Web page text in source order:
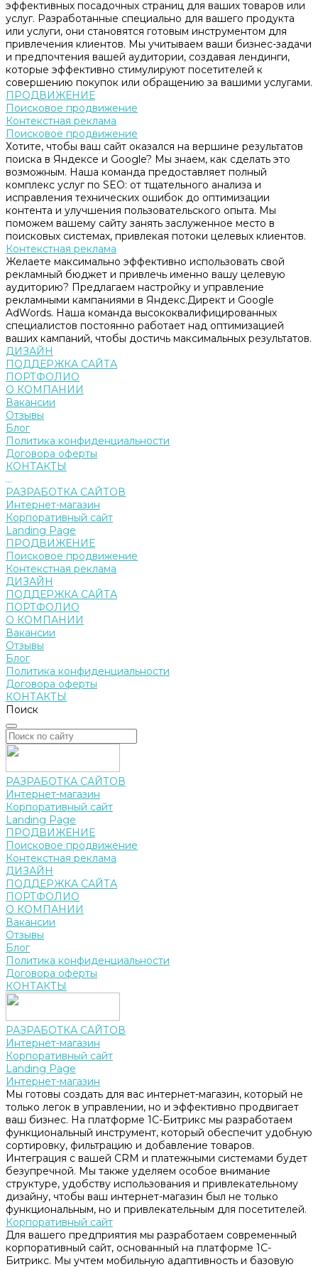
эффективных посадочных страниц для ваших товаров или
услуг. Разработанные специально для вашего продукта
или услуги, они становятся готовым инструментом для
привлечения клиентов. Мы учитываем ваши бизнес-задачи
и предпочтения вашей аудитории, создавая лендинги,
которые эффективно стимулируют посетителей к
совершению покупок или обращению за вашими услугами.
ПРОДВИЖЕНИЕ
Поисковое продвижение
Контекстная реклама
Поисковое продвижение
Хотите, чтобы ваш сайт оказался на вершине результатов
поиска в Яндексе и Google? Мы знаем, как сделать это
возможным. Наша команда предоставляет полный
комплекс услуг по SEO: от тщательного анализа и
исправления технических ошибок до оптимизации
контента и улучшения пользовательского опыта. Мы
поможем вашему сайту занять заслуженное место в
поисковых системах, привлекая потоки целевых клиентов.
Контекстная реклама
Желаете максимально эффективно использовать свой
рекламный бюджет и привлечь именно вашу целевую
аудиторию? Предлагаем настройку и управление
рекламными кампаниями в Яндекс.Директ и Google
AdWords. Наша команда высококвалифицированных
специалистов постоянно работает над оптимизацией
ваших кампаний, чтобы достичь максимальных результатов.
ДИЗАЙН
ПОДДЕРЖКА САЙТА
ПОРТФОЛИО
О КОМПАНИИ
Вакансии
Отзывы
Блог
Политика конфиденциальности
Договора оферты
КОНТАКТЫ
...
РАЗРАБОТКА САЙТОВ
Интернет-магазин
Корпоративный сайт
Landing Page
ПРОДВИЖЕНИЕ
Поисковое продвижение
Контекстная реклама
ДИЗАЙН
ПОДДЕРЖКА САЙТА
ПОРТФОЛИО
О КОМПАНИИ
Вакансии
Отзывы
Блог
Политика конфиденциальности
Договора оферты
КОНТАКТЫ
Поиск
РАЗРАБОТКА САЙТОВ
Интернет-магазин
Корпоративный сайт
Landing Page
ПРОДВИЖЕНИЕ
Поисковое продвижение
Контекстная реклама
ДИЗАЙН
ПОДДЕРЖКА САЙТА
ПОРТФОЛИО
О КОМПАНИИ
Вакансии
Отзывы
Блог
Политика конфиденциальности
Договора оферты
КОНТАКТЫ
РАЗРАБОТКА САЙТОВ
Интернет-магазин
Корпоративный сайт
Landing Page
Интернет-магазин
Мы готовы создать для вас интернет-магазин, который не
только легок в управлении, но и эффективно продвигает
ваш бизнес. На платформе 1С-Битрикс мы разработаем
функциональный инструмент, который обеспечит удобную
сортировку, фильтрацию и добавление товаров.
Интеграция с вашей CRM и платежными системами будет
безупречной. Мы также уделяем особое внимание
структуре, удобству использования и привлекательному
дизайну, чтобы ваш интернет-магазин был не только
функциональным, но и привлекательным для посетителей.
Корпоративный сайт
Для вашего предприятия мы разработаем современный
корпоративный сайт, основанный на платформе 1С-
Битрикс. Мы учтем мобильную адаптивность и базовую